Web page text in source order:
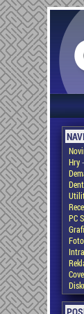
Hry-
PC
Intra